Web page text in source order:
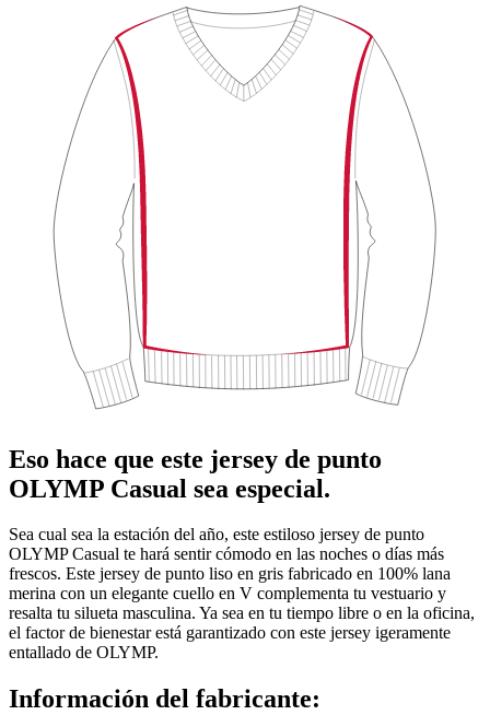
Eso hace que este jersey de punto
OLYMP Casual sea especial.
Sea cual sea la estación del año, este estiloso jersey de punto
OLYMP Casual te hará sentir cómodo en las noches o días más
frescos. Este jersey de punto liso en gris fabricado en 100% lana
merina con un elegante cuello en V complementa tu vestuario y
resalta tu silueta masculina. Ya sea en tu tiempo libre o en la oficina,
el factor de bienestar está garantizado con este jersey igeramente
entallado de OLYMP.
Información del fabricante: